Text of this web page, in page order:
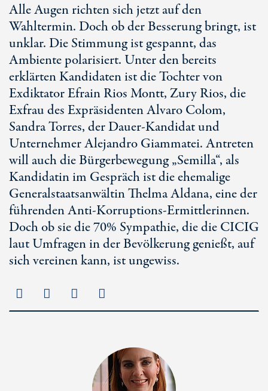
Alle Augen richten sich jetzt auf den
Wahltermin. Doch ob der Besserung bringt, ist
unklar. Die Stimmung ist gespannt, das
Ambiente polarisiert. Unter den bereits
erklärten Kandidaten ist die Tochter von
Exdiktator Efrain Rios Montt, Zury Rios, die
Exfrau des Expräsidenten Alvaro Colom,
Sandra Torres, der Dauer-Kandidat und
Unternehmer Alejandro Giammatei. Antreten
will auch die Bürgerbewegung „Semilla“, als
Kandidatin im Gespräch ist die ehemalige
Generalstaatsanwältin Thelma Aldana, eine der
führenden Anti-Korruptions-Ermittlerinnen.
Doch ob sie die 70% Sympathie, die die CICIG
laut Umfragen in der Bevölkerung genießt, auf
sich vereinen kann, ist ungewiss.